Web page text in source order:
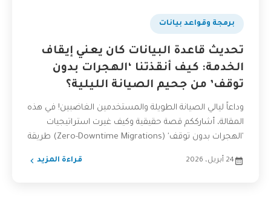
برمجة وقواعد بيانات
تحديث قاعدة البيانات كان يعني إيقاف
الخدمة: كيف أنقذتنا ‘الهجرات بدون
توقف’ من جحيم الصيانة الليلية؟
وداعاً ليالي الصيانة الطويلة والمستخدمين الغاضبين! في هذه
المقالة، أشارككم قصة حقيقية وكيف غيرت استراتيجيات
'الهجرات بدون توقف' (Zero-Downtime Migrations) طريقة
24 أبريل، 2026 قراءة المزيد